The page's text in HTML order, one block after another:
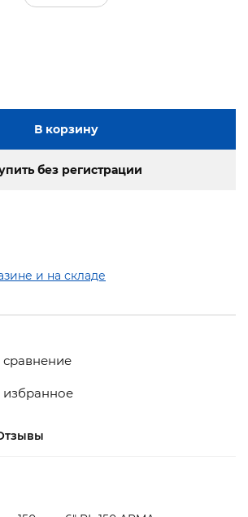
В корзину
без регистрации
и на складе
сравнение
избранное